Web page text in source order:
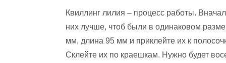
Квиллинг лилия – процесс работы.
них лучше, чтоб были в одинаковом
мм, длина 95 мм и приклейте их к
Склейте их по краешкам. Нужно будет